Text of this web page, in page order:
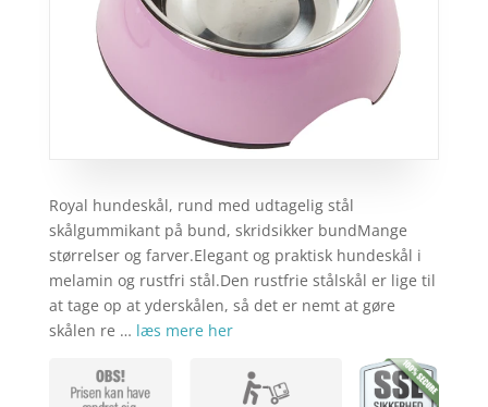
Royal hundeskål, rund med udtagelig stål
skålgummikant på bund, skridsikker bundMange
størrelser og farver.Elegant og praktisk hundeskål i
melamin og rustfri stål.Den rustfrie stålskål er lige til
at tage op at yderskålen, så det er nemt at gøre
skålen re … læs mere her